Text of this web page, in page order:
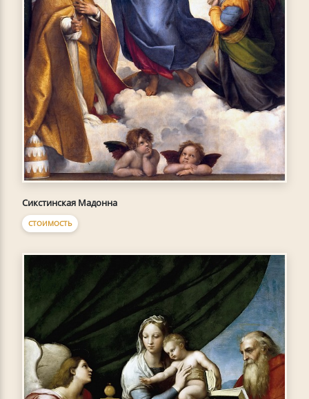
Сикстинская Мадонна
СТОИМОСТЬ